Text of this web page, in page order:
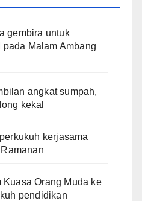
gembira untuk
Malam Ambang
angkat sumpah,
kekal
kerjasama
Kuasa Orang Muda ke
pendidikan